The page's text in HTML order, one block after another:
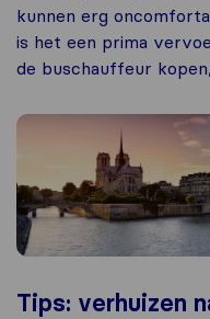
kunnen erg
is het een prima
de buschauffeur
Tips: verhuizen